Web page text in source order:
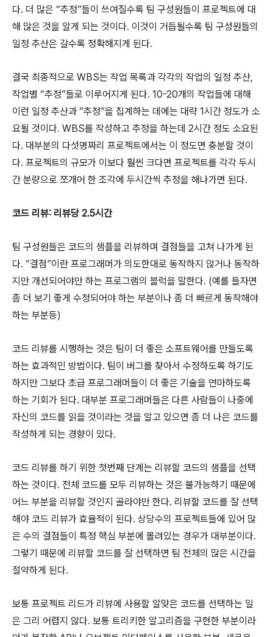
다. 더 많은 “추정”들이 쓰여질수록 팀 구성원들이 프로젝트에 대
해 많은 것을 알게 되는 것이다. 이것이 거듭될수록 팀 구성원들의
일정 추산은 갈수록 정확해지게 된다.
결국 최종적으로 WBS는 작업 목록과 각각의 작업의 일정 추산,
작업별 “추정”들로 이루어지게 된다. 10-20개의 작업들에 대해
이런 일정 추산과 “추정”을 집계하는 데에는 대략 1시간 정도가 소
요될 것이다. WBS를 작성하고 추정을 하는데 2시간 정도 소요된
다. 대부분의 다섯명짜리 프로젝트에서는 이 정도면 충분할 것이
다. 프로젝트의 규모가 이보다 훨씬 크다면 프로젝트를 각각 두시
간 분량으로 쪼개어 한 조각에 두시간씩 추정을 해나가면 된다.
코드 리뷰: 리뷰당 2.5시간
팀 구성원들은 코드의 샘플을 리뷰하며 결점들을 고쳐 나가게 된
다. “결점”이란 프로그래머가 의도한대로 동작하지 않거나 동작하
지만 개선되어야만 하는 프로그램의 블럭을 말한다. (예를 들자면
좀 더 보기 좋게 수정되어야 하는 부분이나 좀 더 빠르게 동작해야
하는 부분등)
코드 리뷰를 시행하는 것은 팀이 더 좋은 소프트웨어를 만들도록
하는 효과적인 방법이다. 팀이 버그를 찾아서 수정하도록 하기도
하지만 그보다 초급 프로그래머들이 더 좋은 기술을 연마하도록
하는 기회가 된다. 대부분 프로그래머들은 다른 사람들이 나중에
자신의 코드를 읽을 것이라는 것을 알고 있으면 좀 더 나은 코드를
작성하게 되는 경향이 있다.
코드 리뷰를 하기 위한 첫번째 단계는 리뷰할 코드의 샘플을 선택
하는 것이다. 전체 코드를 모두 리뷰하는 것은 불가능하기 때문에
어느 부분을 리뷰할 것인지 골라야만 한다. 리뷰할 코드를 잘 선택
해야 코드 리뷰가 효율적이 된다. 상당수의 프로젝트들에 있어 많
은 수의 결점들이 특정 핵심 부분에 몰려있는 경우가 대부분이다.
그렇기 때문에 리뷰할 코드를 잘 선택하면 팀 전체의 많은 시간을
절약하게 된다.
보통 프로젝트 리드가 리뷰에 사용할 알맞은 코드를 선택하는 일
은 그리 어렵지 않다. 보통 트리키한 알고리즘을 구현한 부분이라